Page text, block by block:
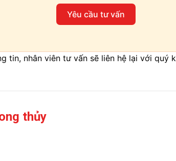
Yêu cầu tư vấn
tin, nhân viên tư vấn sẽ liên hệ lại với quý
thủy